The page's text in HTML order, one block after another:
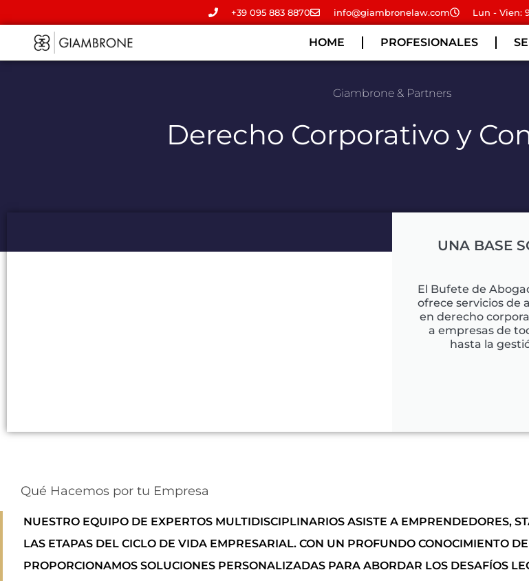
+39 095 883 8870 info@giambronelaw.com Lun - Vien:
HOME PROFESIONALES
Giambrone & Partners
Derecho Corporativo y
UNA BASE
El Bufete de
ofrece servicios de
en derecho
a empresas de
hasta la
Qué Hacemos por tu Empresa
NUESTRO EQUIPO DE EXPERTOS MULTIDISCIPLINARIOS ASISTE A EMPRENDEDORES,
LAS ETAPAS DEL CICLO DE VIDA EMPRESARIAL. CON UN PROFUNDO CONOCIMIENTO
PROPORCIONAMOS SOLUCIONES PERSONALIZADAS PARA ABORDAR LOS DESAFÍOS